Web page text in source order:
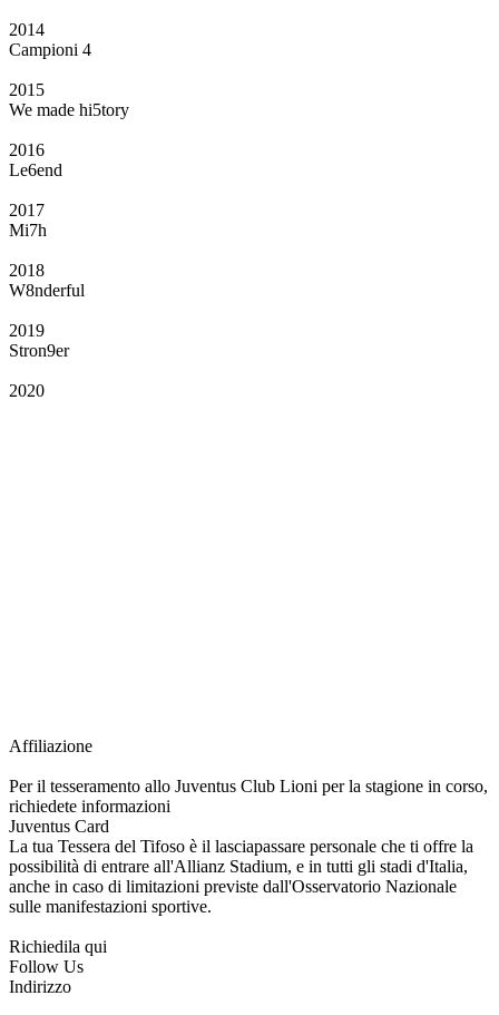
2014
Campioni 4
2015
We made hi5tory
2016
Le6end
2017
Mi7h
2018
W8nderful
2019
Stron9er
2020
Affiliazione
Per il tesseramento allo Juventus Club Lioni per la stagione in corso,
richiedete informazioni
Juventus Card
La tua Tessera del Tifoso è il lasciapassare personale che ti offre la
possibilità di entrare all'Allianz Stadium, e in tutti gli stadi d'Italia,
anche in caso di limitazioni previste dall'Osservatorio Nazionale
sulle manifestazioni sportive.
Richiedila qui
Follow Us
Indirizzo